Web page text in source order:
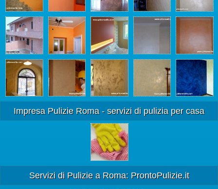
Impresa Pulizie Roma - servizi di pulizia per casa
Servizi di Pulizie a Roma: ProntoPulizie.it